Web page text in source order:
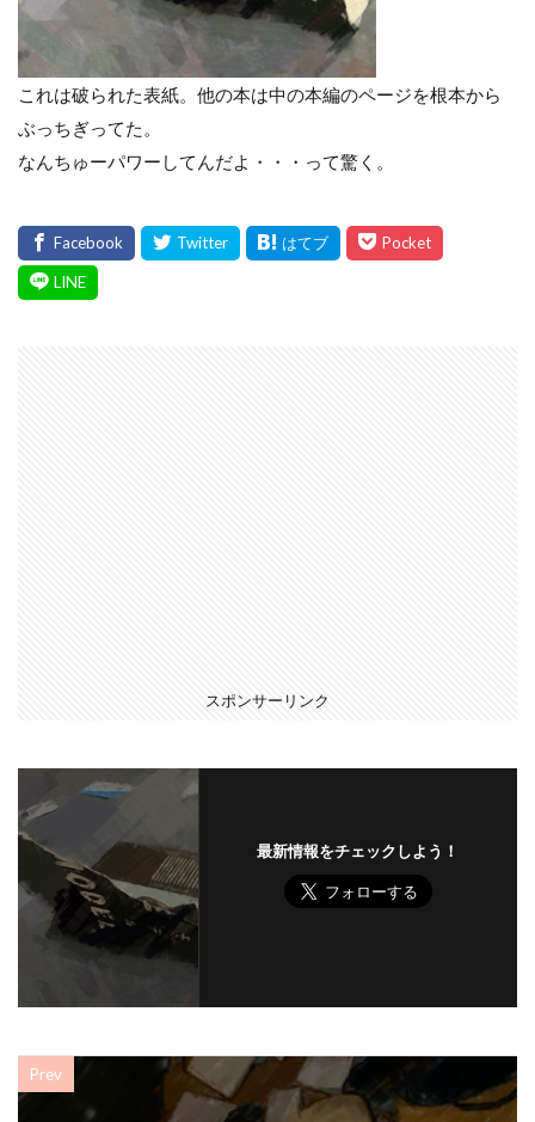
これは破られた表紙。他の本は中の本編のページを根本から
ぶっちぎってた。
なんちゅーパワーしてんだよ・・・って驚く。
スポンサーリンク
最新情報をチェックしよう！
Prev